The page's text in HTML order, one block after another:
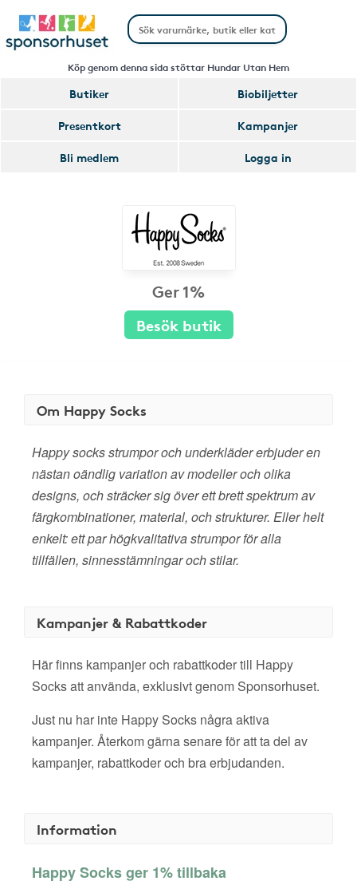
Köp genom denna sida stöttar Hundar Utan Hem
Butiker
Biobiljetter
Presentkort
Kampanjer
Bli medlem
Logga in
Ger 1%
Besök butik
Om Happy Socks
Happy socks strumpor och underkläder erbjuder en
nästan oändlig variation av modeller och olika
designs, och sträcker sig över ett brett spektrum av
färgkombinationer, material, och strukturer. Eller helt
enkelt: ett par högkvalitativa strumpor för alla
tillfällen, sinnesstämningar och stilar.
Kampanjer & Rabattkoder
Här finns kampanjer och rabattkoder till Happy
Socks att använda, exklusivt genom Sponsorhuset.
Just nu har inte Happy Socks några aktiva
kampanjer. Återkom gärna senare för att ta del av
kampanjer, rabattkoder och bra erbjudanden.
Information
Happy Socks ger 1% tillbaka